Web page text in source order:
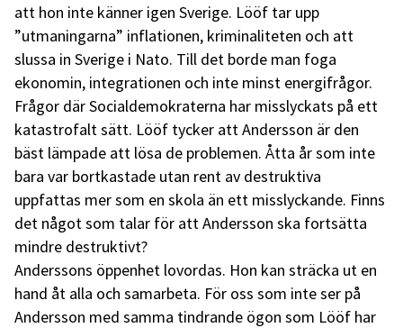
att hon inte känner igen Sverige. Lööf tar upp
”utmaningarna” inflationen, kriminaliteten och att
slussa in Sverige i Nato. Till det borde man foga
ekonomin, integrationen och inte minst energifrågor.
Frågor där Socialdemokraterna har misslyckats på ett
katastrofalt sätt. Lööf tycker att Andersson är den
bäst lämpade att lösa de problemen. Åtta år som inte
bara var bortkastade utan rent av destruktiva
uppfattas mer som en skola än ett misslyckande. Finns
det något som talar för att Andersson ska fortsätta
mindre destruktivt?
Anderssons öppenhet lovordas. Hon kan sträcka ut en
hand åt alla och samarbeta. För oss som inte ser på
Andersson med samma tindrande ögon som Lööf har